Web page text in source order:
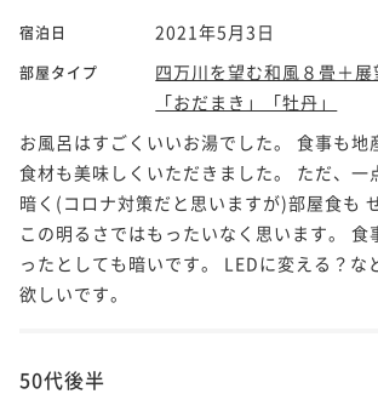
宿泊日 2021年5月3日
部屋タイプ
四万川を望む和風８畳＋
「おだまき」「牡丹」
お風呂はすごくいいお湯でした。 食事も地
食材も美味しくいただきました。 ただ、一
暗く(コロナ対策だと思いますが)部屋食も
この明るさではもったいなく思います。 食
ったとしても暗いです。 LEDに変える？な
欲しいです。
50代後半